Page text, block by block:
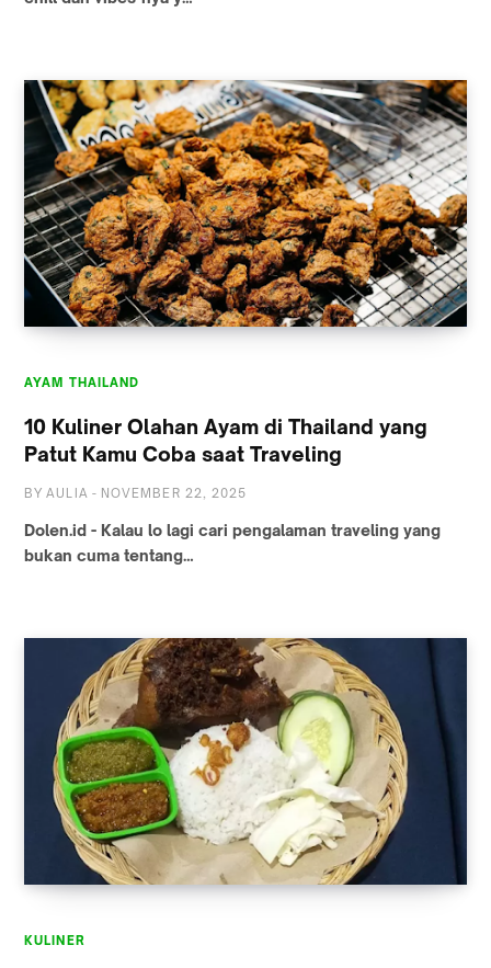
AYAM THAILAND
10 Kuliner Olahan Ayam di Thailand yang
Patut Kamu Coba saat Traveling
BY AULIA - NOVEMBER 22, 2025
Dolen.id - Kalau lo lagi cari pengalaman traveling yang
bukan cuma tentang…
KULINER